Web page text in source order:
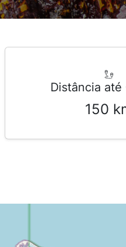
Distância até
150